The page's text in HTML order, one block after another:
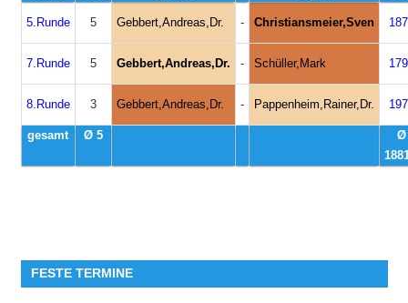
5.Runde 5 Gebbert,Andreas,Dr. - Christiansmeier,Sven
7.Runde 5 Gebbert,Andreas,Dr. - Schüller,Mark
8.Runde 3 Gebbert,Andreas,Dr. - Pappenheim,Rainer,Dr.
gesamt Ø 5
Ø
FESTE TERMINE